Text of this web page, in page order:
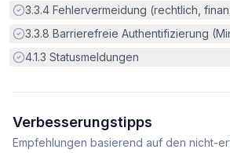
Erfüllt:
3.3.4 Fehlervermeidung (rechtlich,
Erfüllt:
3.3.8 Barrierefreie Authentifizierung
Erfüllt:
4.1.3 Statusmeldungen
Verbesserungstipps
Empfehlungen basierend auf den nicht-